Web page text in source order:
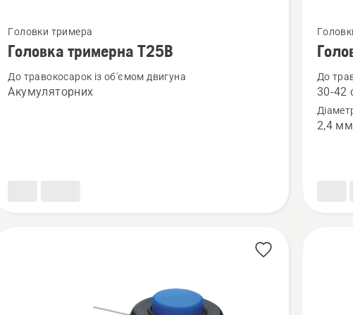
більше
деталей
про
Головка
Головки тримера
Головка тримерна T25В
До травокосарок із об'ємом двигуна
Акумуляторних
більше
деталей
проДо
30-42
2,4 мм